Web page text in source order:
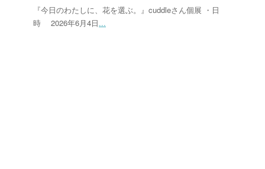
『今日のわたしに、花を選ぶ。』cuddleさん個展 ・日
時 2026年6月4日...